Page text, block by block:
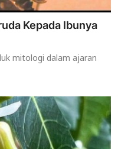
Kepada Ibunya
mitologi dalam ajaran